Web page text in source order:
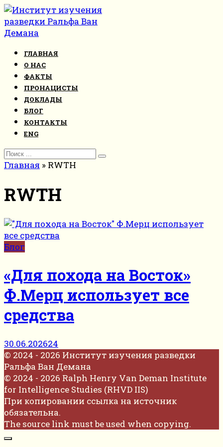
Перейти
к
контенту
ГЛАВНАЯ
О НАС
ФАКТЫ
ПРОНАЦИСТЫ
ДОКЛАДЫ
БЛОГ
КОНТАКТЫ
ENG
Search
for:
Главная » RWTH
RWTH
Блог
«Для похода на Восток»
Ф.Мерц использует все
средства
30.06.202624
© 2024 - 2026 Институт изучения разведки
Ральфа Ван Демана
© 2024 - 2026 Ralph Henry Van Deman Institute
for Intelligence Studies (RHVD IIS)
При копировании ссылка на источник
обязательна.
The source link must be used when copying.